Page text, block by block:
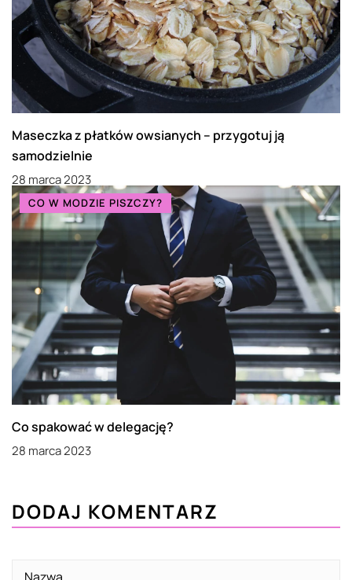
Maseczka z płatków owsianych – przygotuj ją
samodzielnie
28 marca 2023
CO W MODZIE PISZCZY?
Co spakować w delegację?
28 marca 2023
DODAJ KOMENTARZ